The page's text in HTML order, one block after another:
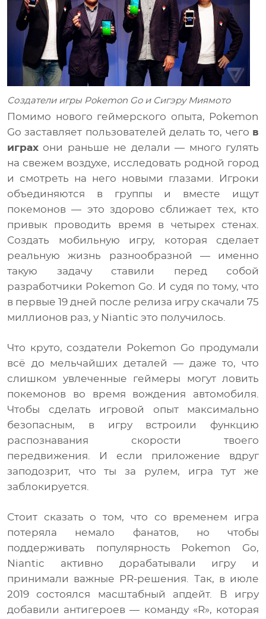
Создатели игры Pokemon Go и Сигэру Миямото
Помимо нового геймерского опыта, Pokemon
Go заставляет пользователей делать то, чего в
играх они раньше не делали — много гулять
на свежем воздухе, исследовать родной город
и смотреть на него новыми глазами. Игроки
объединяются в группы и вместе ищут
покемонов — это здорово сближает тех, кто
привык проводить время в четырех стенах.
Создать мобильную игру, которая сделает
реальную жизнь разнообразной — именно
такую задачу ставили перед собой
разработчики Pokemon Go. И судя по тому, что
в первые 19 дней после релиза игру скачали 75
миллионов раз, у Niantic это получилось.
Что круто, создатели Pokemon Go продумали
всё до мельчайших деталей — даже то, что
слишком увлеченные геймеры могут ловить
покемонов во время вождения автомобиля.
Чтобы сделать игровой опыт максимально
безопасным, в игру встроили функцию
распознавания скорости твоего
передвижения. И если приложение вдруг
заподозрит, что ты за рулем, игра тут же
заблокируется.
Стоит сказать о том, что со временем игра
потеряла немало фанатов, но чтобы
поддерживать популярность Pokemon Go,
Niantic активно дорабатывали игру и
принимали важные PR-решения. Так, в июле
2019 состоялся масштабный апдейт. В игру
добавили антигероев — команду «R», которая